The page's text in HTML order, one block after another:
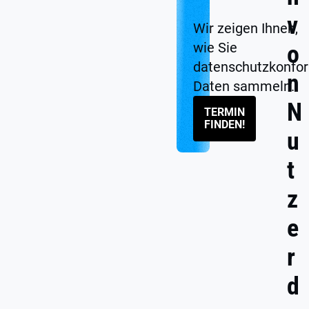
Wir zeigen Ihnen,
wie Sie
Daten sammeln.
TERMIN
FINDEN!
v
o
n
N
u
t
z
e
r
d